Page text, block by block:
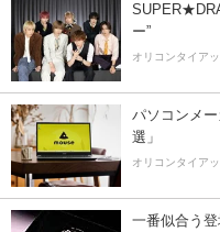
ー”
オリコンタイア
パソコンメ
選」
オリコンタイア
一番似合う